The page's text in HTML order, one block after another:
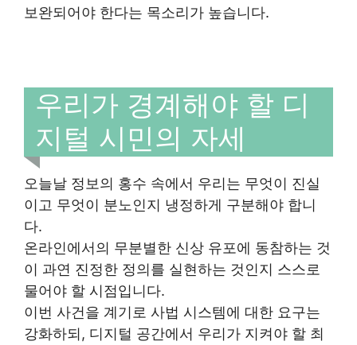
보완되어야 한다는 목소리가 높습니다.
우리가 경계해야 할 디
지털 시민의 자세
오늘날 정보의 홍수 속에서 우리는 무엇이 진실
이고 무엇이 분노인지 냉정하게 구분해야 합니
다.
온라인에서의 무분별한 신상 유포에 동참하는 것
이 과연 진정한 정의를 실현하는 것인지 스스로
물어야 할 시점입니다.
이번 사건을 계기로 사법 시스템에 대한 요구는
강화하되, 디지털 공간에서 우리가 지켜야 할 최